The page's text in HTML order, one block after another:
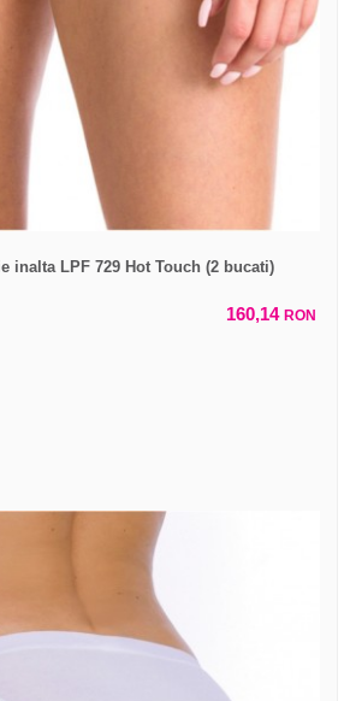
inalta LPF 729 Hot Touch (2 bucati)
160,14 RON